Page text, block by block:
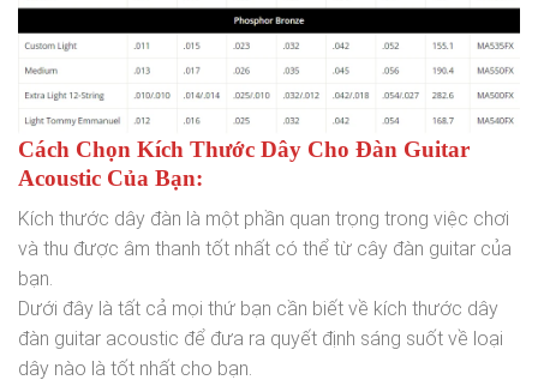
Cách Chọn Kích Thước Dây Cho Đàn Guitar
Acoustic Của Bạn:
Kích thước dây đàn là một phần quan trọng trong việc chơi
và thu được âm thanh tốt nhất có thể từ cây đàn guitar của
bạn.
Dưới đây là tất cả mọi thứ bạn cần biết về kích thước dây
đàn guitar acoustic để đưa ra quyết định sáng suốt về loại
dây nào là tốt nhất cho bạn.